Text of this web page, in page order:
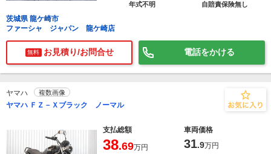
年式不明
自賠責保険無し
茨城県 龍ケ崎市
ファーシャ ジャパン 龍ケ崎店
無料 お見積り/お問合せ 電話をかける
ヤマハ 複数画像
ヤマハ ＦＺ－Ｘブラック ノーマル
支払総額 車両価格
38.69万円 31.9万円